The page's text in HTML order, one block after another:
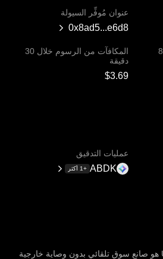
عنوان مُوفِّر السيولة
0x8ad5...e6d8
المكافآت من الرسوم خلال 8
المكافآت من الرسوم خلال 30
دقيقة
عمليات التدقيق
ABDK +1 أكثر
الإصدار الثالث من Uniswap هو صانع سوق تلقائي بدون وصاية خارجية